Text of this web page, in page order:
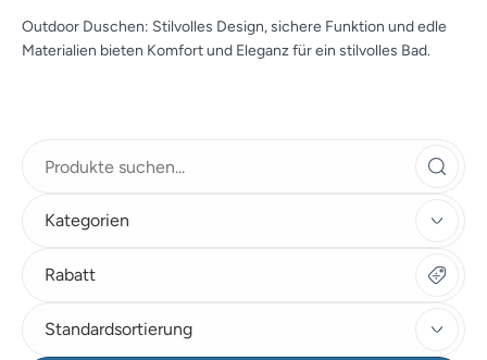
Outdoor Duschen: Stilvolles Design, sichere Funktion und edle
Materialien bieten Komfort und Eleganz für ein stilvolles Bad.
Kategorien
Rabatt
Standardsortierung